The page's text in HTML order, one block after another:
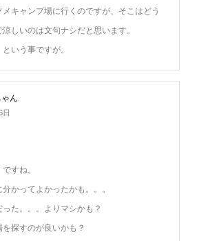
キャンプ場に行くのですが、そこはどう
しいのは文句ナシだと思います。
いう事ですが。
ん
日
すね。
かってよかったかも。。。
た。。。よりマシかも？
探すのが良いかも？